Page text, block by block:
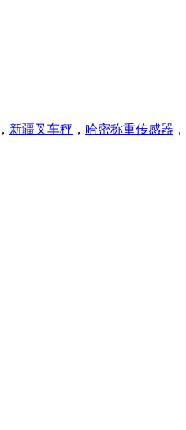
， 新疆叉车秤 ， 哈密称重传感器 ，